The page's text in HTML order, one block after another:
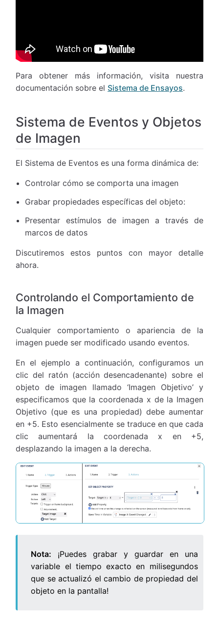
Para obtener más información, visita nuestra
documentación sobre el Sistema de Ensayos.
Sistema de Eventos y Objetos
de Imagen
El Sistema de Eventos es una forma dinámica de:
Controlar cómo se comporta una imagen
Grabar propiedades específicas del objeto:
Presentar estímulos de imagen a través de
marcos de datos
Discutiremos estos puntos con mayor detalle
ahora.
Controlando el Comportamiento de
la Imagen
Cualquier comportamiento o apariencia de la
imagen puede ser modificado usando eventos.
En el ejemplo a continuación, configuramos un
clic del ratón (acción desencadenante) sobre el
objeto de imagen llamado ‘Imagen Objetivo’ y
especificamos que la coordenada x de la Imagen
Objetivo (que es una propiedad) debe aumentar
en +5. Esto esencialmente se traduce en que cada
clic aumentará la coordenada x en +5,
desplazando la imagen a la derecha.
Nota: ¡Puedes grabar y guardar en una
variable el tiempo exacto en milisegundos
que se actualizó el cambio de propiedad del
objeto en la pantalla!